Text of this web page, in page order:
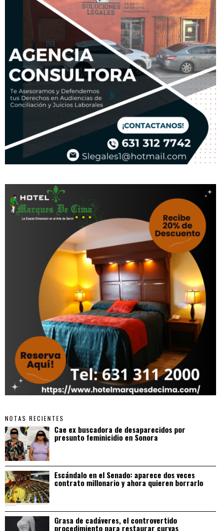
NOTAS RECIENTES
Cae ex buscadora de desaparecidos por
presunto feminicidio en Sonora
Escándalo en el Senado: aparece dos veces
contrato millonario y ahora quieren borrarlo
Grasa de cadáveres, el controvertido
procedimiento para restaurar curvas